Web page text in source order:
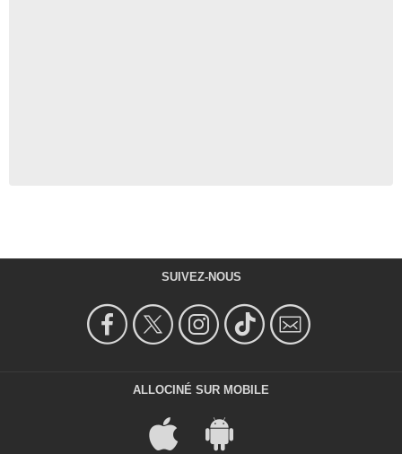
SUIVEZ-NOUS
ALLOCINÉ SUR MOBILE